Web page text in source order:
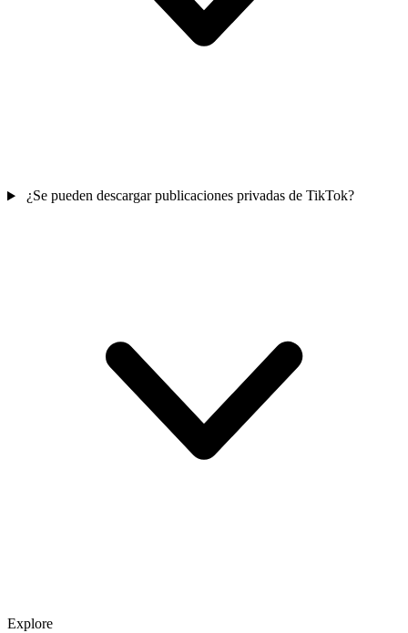
¿Se pueden descargar publicaciones privadas de TikTok?
Explore